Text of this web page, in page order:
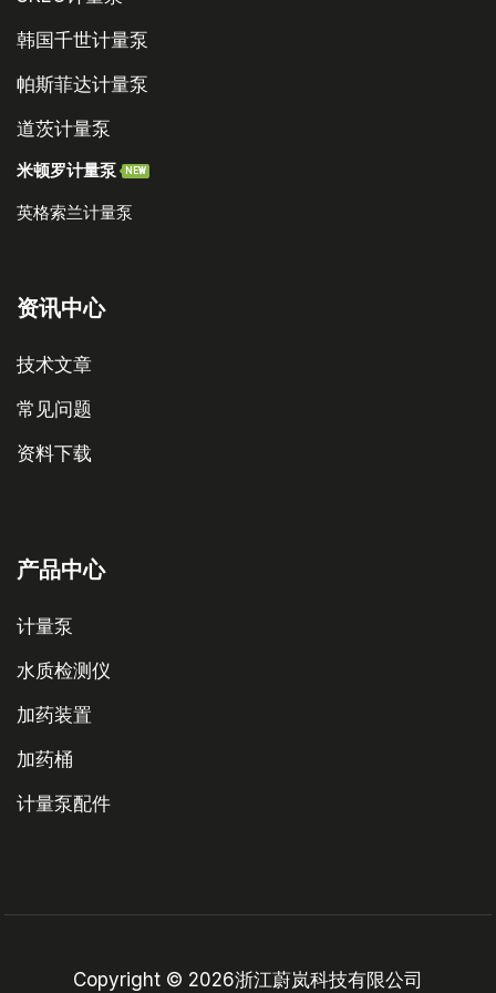
韩国千世计量泵
帕斯菲达计量泵
道茨计量泵
米顿罗计量泵 NEW
英格索兰计量泵
资讯中心
技术文章
常见问题
资料下载
产品中心
计量泵
水质检测仪
加药装置
加药桶
计量泵配件
Copyright © 2026浙江蔚岚科技有限公司